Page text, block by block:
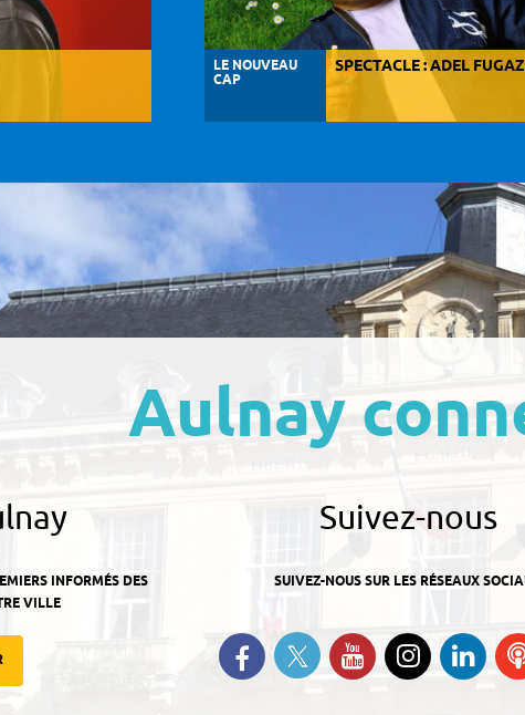
LE NOUVEAU
CAP
SPECTACLE : ADEL
Aulnay
INFORMÉS DES
VILLE
Suivez-nous
SUIVEZ-NOUS SUR LES RÉSEAUX
Retrouvez-nous sur Facebook
Suivez-nous sur Twitter
Suivez-nous sur